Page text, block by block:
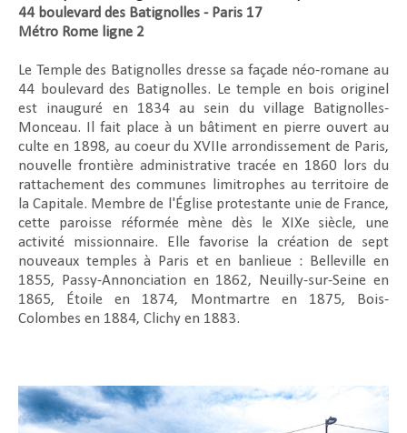
44 boulevard des Batignolles - Paris 17
Métro Rome ligne 2
Le Temple des Batignolles dresse sa façade néo-romane au
44 boulevard des Batignolles. Le temple en bois originel
est inauguré en 1834 au sein du village Batignolles-
Monceau. Il fait place à un bâtiment en pierre ouvert au
culte en 1898, au coeur du XVIIe arrondissement de Paris,
nouvelle frontière administrative tracée en 1860 lors du
rattachement des communes limitrophes au territoire de
la Capitale. Membre de l'Église protestante unie de France,
cette paroisse réformée mène dès le XIXe siècle, une
activité missionnaire. Elle favorise la création de sept
nouveaux temples à Paris et en banlieue : Belleville en
1855, Passy-Annonciation en 1862, Neuilly-sur-Seine en
1865, Étoile en 1874, Montmartre en 1875, Bois-
Colombes en 1884, Clichy en 1883.